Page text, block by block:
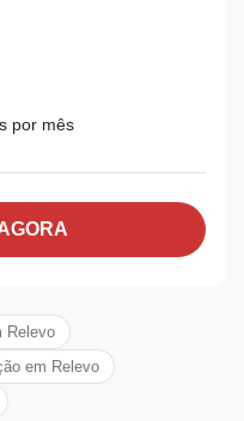
por mês
Relevo
em Relevo